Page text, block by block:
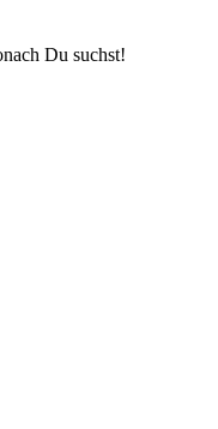
Du suchst!